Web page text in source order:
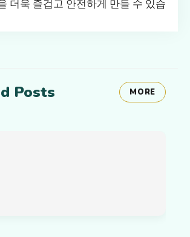
더욱 즐겁고 안전하게 만들 수 있습
Posts MORE